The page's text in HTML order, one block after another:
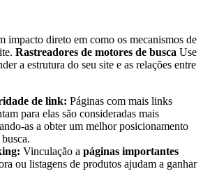
impacto direto em como os mecanismos de
Rastreadores de motores de busca Use
a estrutura do seu site e as relações entre
de link: Páginas com mais links
para elas são consideradas mais
as a obter um melhor posicionamento
Vinculação a páginas importantes
ou listagens de produtos ajudam a ganhar